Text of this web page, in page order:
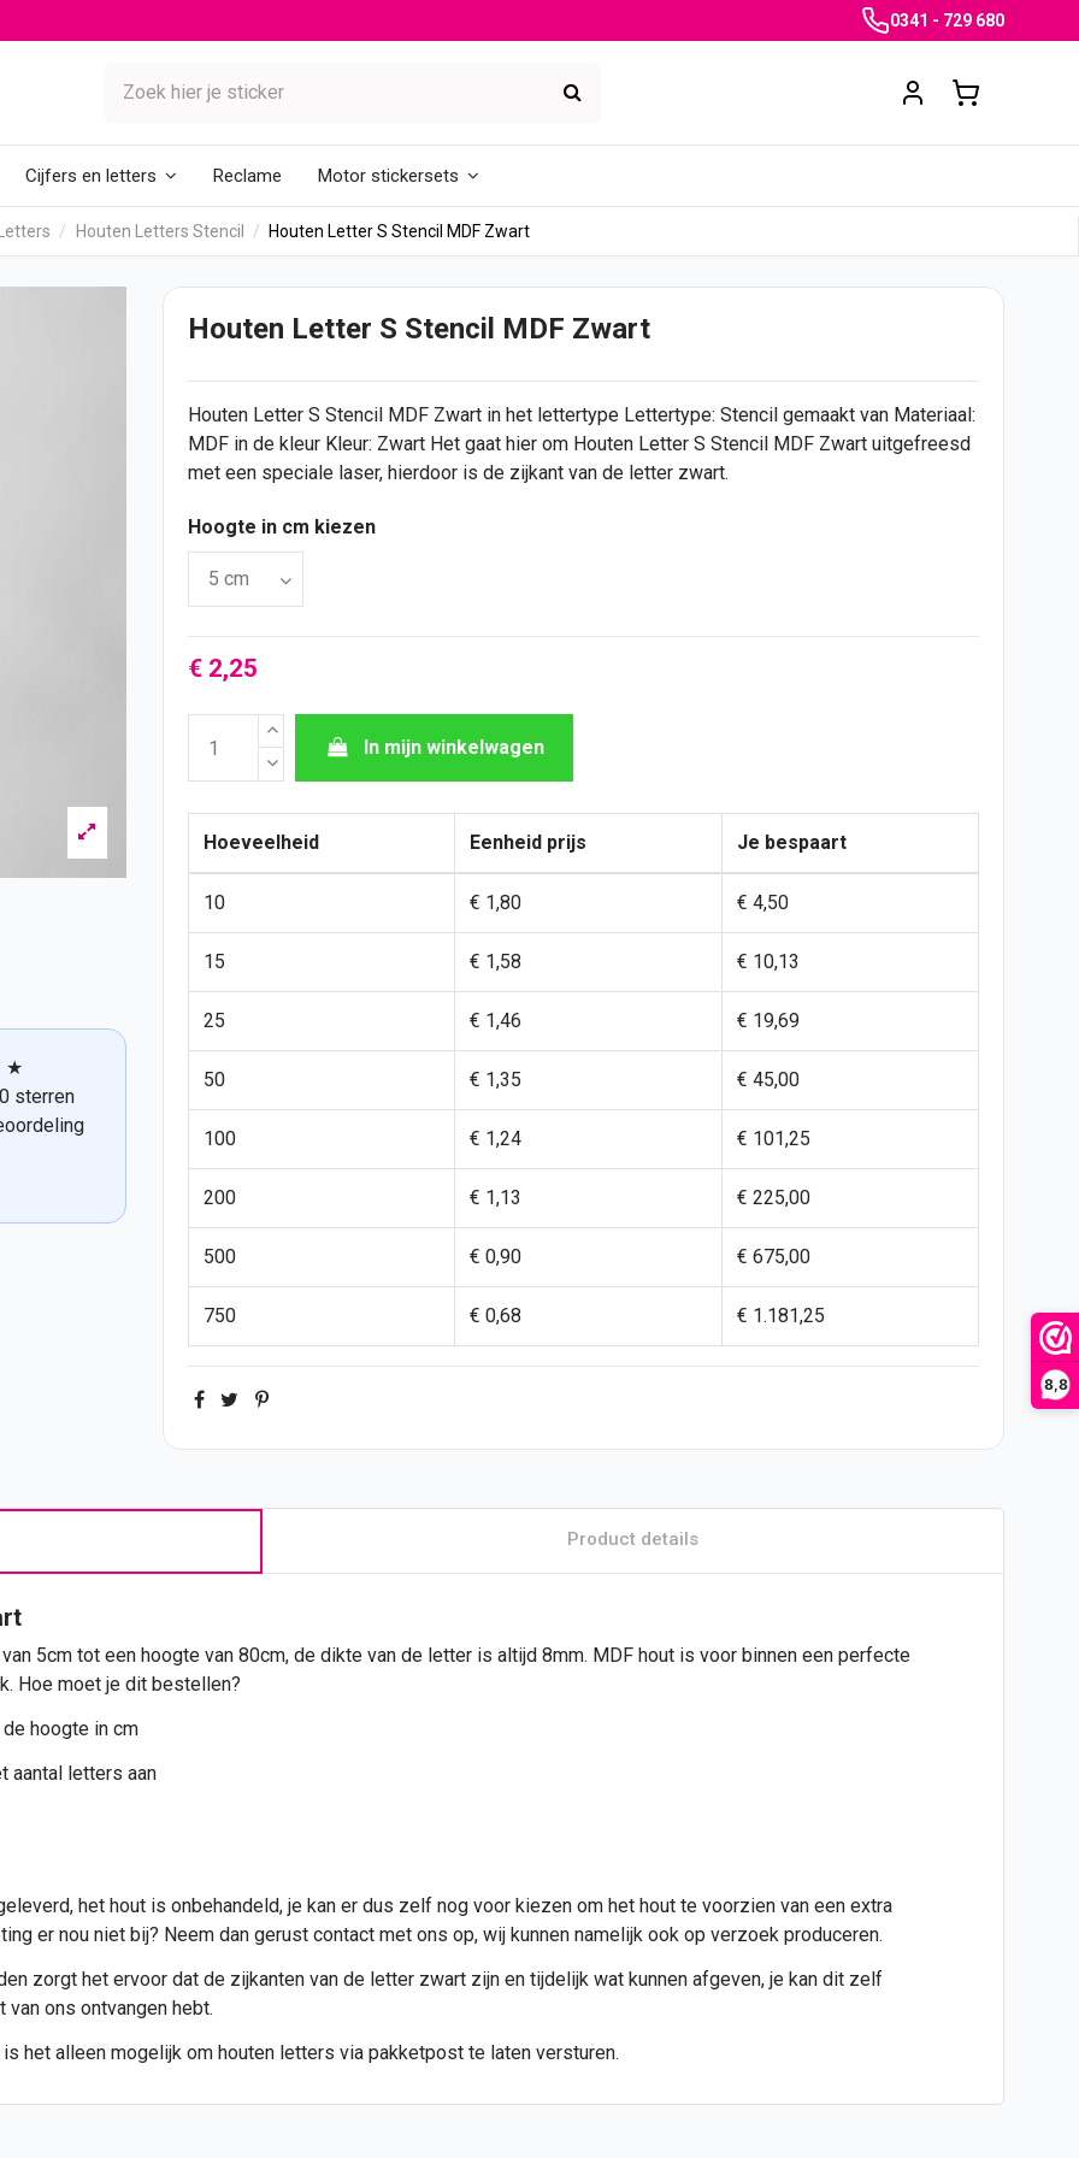
8,8
0341 - 729 680
Cijfers en letters Reclame Motor stickersets
Houten Letters Stencil Houten Letter S Stencil MDF Zwart
★
sterren
Houten Letter S Stencil MDF Zwart
Houten LetterS Stencil MDF Zwart in het lettertype Lettertype: Stencil gemaakt van Materiaal:
MDF in de kleur Kleur: Zwart Het gaat hier om Houten Letter S Stencil MDF Zwart uitgefreesd
met een speciale laser, hierdoor is de zijkant van de letter zwart.
Hoogte in cm kiezen
€ 2,25
In mijn winkelwagen
Hoeveelheid Eenheid prijs Je bespaart
10 € 1,80 € 4,50
15 € 1,58 € 10,13
25 € 1,46 € 19,69
50 € 1,35 € 45,00
100 € 1,24 € 101,25
200 € 1,13 € 225,00
500 € 0,90 € 675,00
750 € 0,68 € 1.181,25
Product details
5cm tot een hoogte van 80cm, de dikte van de letter is altijd 8mm. MDF hout is voor binnen een perfecte
Hoe moet je dit bestellen?
hoogte in cm
aantal letters aan
het hout is onbehandeld, je kan er dus zelf nog voor kiezen om het hout te voorzien van een extra
er nou niet bij? Neem dan gerust contact met ons op, wij kunnen namelijk ook op verzoek produceren.
zorgt het ervoor dat de zijkanten van de letter zwart zijn en tijdelijk wat kunnen afgeven, je kan dit zelf
ons ontvangen hebt.
het alleen mogelijk om houten letters via pakketpost te laten versturen.